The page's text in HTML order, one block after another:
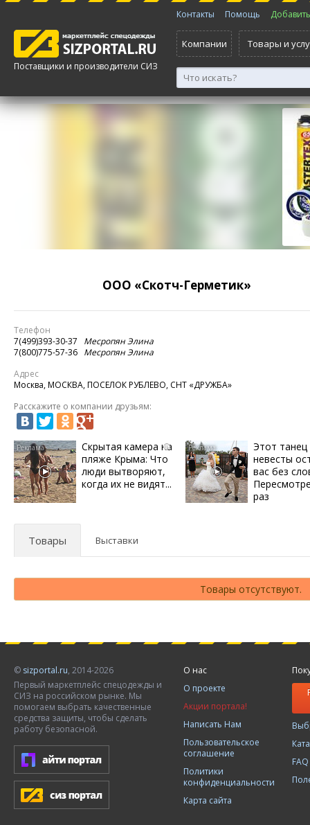
Поставщики и производители СИЗ
Контакты Помощь
Компании Товары и
ООО «Скотч-Герметик»
Телефон
7(499)393-30-37 Месропян Элина
7(800)775-57-36 Месропян Элина
Адрес
Москва, МОСКВА, ПОСЕЛОК РУБЛЕВО, СНТ «ДРУЖБА»
Расскажите о компании друзьям:
i
Скрытая камера на
пляже Крыма: Что
люди вытворяют,
когда их не видят...
Этот танец
невесты
вас без
раз
Товары Выставки
Товары отсутствуют.
© sizportal.ru, 2014-2026
Первый маркетплейс спецодежды и
СИЗ на российском рынке. Мы
помогаем выбрать качественные
средства защиты, чтобы сделать
работу безопасной.
О нас
О проекте
Акции портала!
Написать Нам
Пользовательское
соглашение
Политики
конфиденциальности
Карта сайта
FAQ